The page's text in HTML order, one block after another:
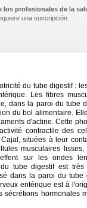
los profesionales de la
una suscripción.
du tube digestif :
Les fibres
dans la paroi du tube
du bol alimentaire.
d'actine. Cette
contractile des
situées à leur
musculaires
sur les ondes
tube digestif est
dans la paroi du
entérique est à
hormonales